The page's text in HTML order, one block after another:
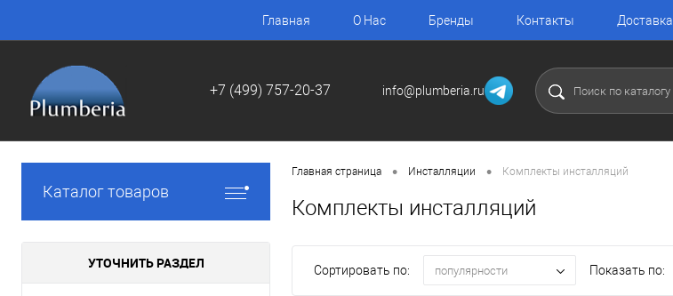
Главная О Нас Бренды Контакты Доставка
+7 (499) 757-20-37 info@plumberia.ru
Каталог товаров
УТОЧНИТЬ РАЗДЕЛ
Главная страница • Инсталляции • Комплекты инсталляций
Комплекты инсталляций
Сортировать по: популярности Показать по: